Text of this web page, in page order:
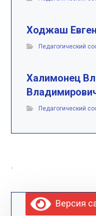
Ходжаш
Педагогический
Халимонец
Педагогический
.
Версия